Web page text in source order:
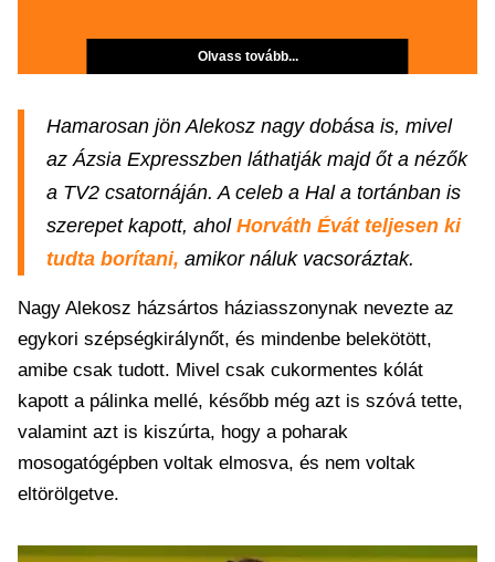
Olvass tovább...
Hamarosan jön Alekosz nagy dobása is, mivel
az Ázsia Expresszben láthatják majd őt a nézők
a TV2 csatornáján. A celeb a Hal a tortánban is
szerepet kapott, ahol Horváth Évát teljesen ki
tudta borítani, amikor náluk vacsoráztak.
Nagy Alekosz házsártos háziasszonynak nevezte az
egykori szépségkirálynőt, és mindenbe belekötött,
amibe csak tudott. Mivel csak cukormentes kólát
kapott a pálinka mellé, később még azt is szóvá tette,
valamint azt is kiszúrta, hogy a poharak
mosogatógépben voltak elmosva, és nem voltak
eltörölgetve.